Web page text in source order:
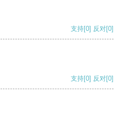
支持[0] 反对[0]
支持[0] 反对[0]